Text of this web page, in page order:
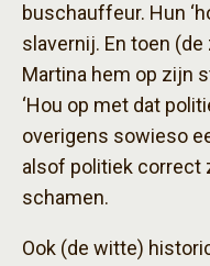
buschauffeur. Hun
slavernij. En toen
Martina hem op zijn
‘Hou op met dat
overigens sowieso
alsof politiek correct
schamen.
Ook (de witte)